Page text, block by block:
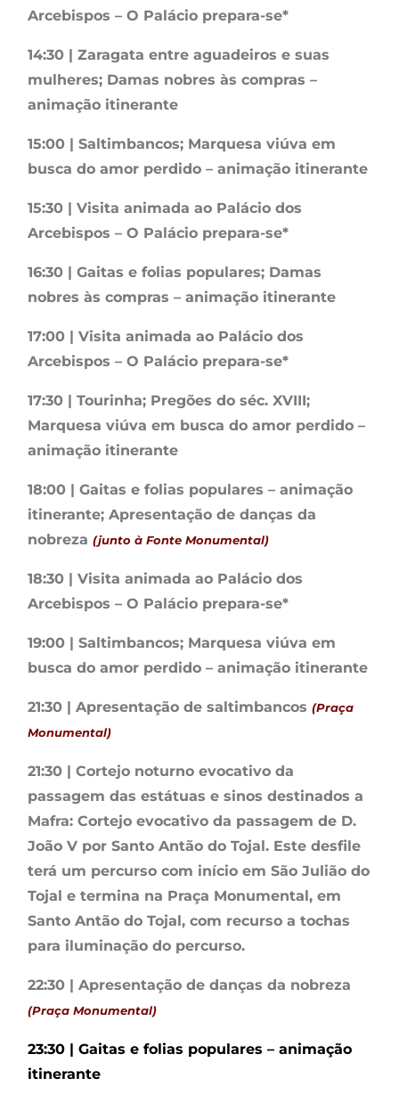
Arcebispos – O Palácio prepara-se*
14:30 | Zaragata entre aguadeiros e suas
mulheres; Damas nobres às compras –
animação itinerante
15:00 | Saltimbancos; Marquesa viúva em
busca do amor perdido – animação itinerante
15:30 | Visita animada ao Palácio dos
Arcebispos – O Palácio prepara-se*
16:30 | Gaitas e folias populares; Damas
nobres às compras – animação itinerante
17:00 | Visita animada ao Palácio dos
Arcebispos – O Palácio prepara-se*
17:30 | Tourinha; Pregões do séc. XVIII;
Marquesa viúva em busca do amor perdido –
animação itinerante
18:00 | Gaitas e folias populares – animação
itinerante; Apresentação de danças da
nobreza (junto à Fonte Monumental)
18:30 | Visita animada ao Palácio dos
Arcebispos – O Palácio prepara-se*
19:00 | Saltimbancos; Marquesa viúva em
busca do amor perdido – animação itinerante
21:30 | Apresentação de saltimbancos (Praça
Monumental)
21:30 | Cortejo noturno evocativo da
passagem das estátuas e sinos destinados a
Mafra: Cortejo evocativo da passagem de D.
João V por Santo Antão do Tojal. Este desfile
terá um percurso com início em São Julião do
Tojal e termina na Praça Monumental, em
Santo Antão do Tojal, com recurso a tochas
para iluminação do percurso.
22:30 | Apresentação de danças da nobreza
(Praça Monumental)
23:30 | Gaitas e folias populares – animação
itinerante